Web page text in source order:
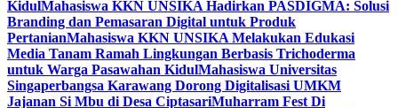
KidulMahasiswa KKN UNSIKA Hadirkan PASDIGMA: Solusi
Branding dan Pemasaran Digital untuk Produk
PertanianMahasiswa KKN UNSIKA Melakukan Edukasi
Media Tanam Ramah Lingkungan Berbasis Trichoderma
untuk Warga Pasawahan KidulMahasiswa Universitas
Singaperbangsa Karawang Dorong Digitalisasi UMKM
Jajanan Si Mbu di Desa CiptasariMuharram Fest Di